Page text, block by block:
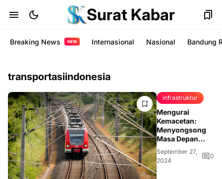
Surat Kabar
Breaking News NEW Internasional Nasional Bandung
transportasiindonesia
infrastruktur
Mengurai
Kemacetan:
Menyongsong
Masa Depan
Transportasi
Indonesia yang
Lebih Baik
September 27,
2024
0